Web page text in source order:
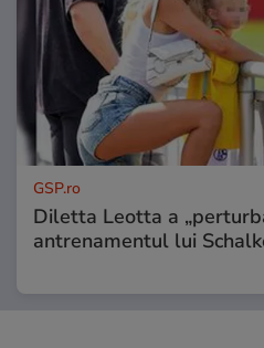
GSP.ro
Diletta Leotta a
antrenamentul lui